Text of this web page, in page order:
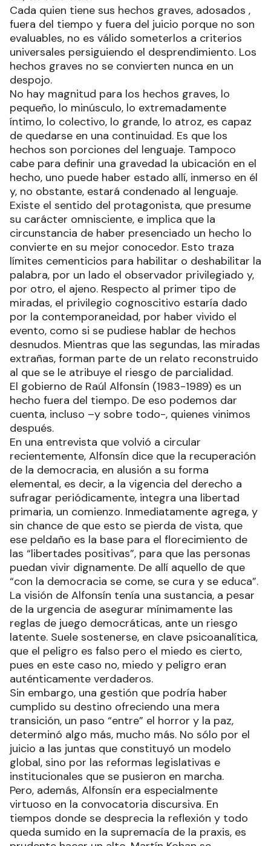
Cada quien tiene sus hechos graves, adosados ,
fuera del tiempo y fuera del juicio porque no son
evaluables, no es válido someterlos a criterios
universales persiguiendo el desprendimiento. Los
hechos graves no se convierten nunca en un
despojo.
No hay magnitud para los hechos graves, lo
pequeño, lo minúsculo, lo extremadamente
íntimo, lo colectivo, lo grande, lo atroz, es capaz
de quedarse en una continuidad. Es que los
hechos son porciones del lenguaje. Tampoco
cabe para definir una gravedad la ubicación en el
hecho, uno puede haber estado allí, inmerso en él
y, no obstante, estará condenado al lenguaje.
Existe el sentido del protagonista, que presume
su carácter omnisciente, e implica que la
circunstancia de haber presenciado un hecho lo
convierte en su mejor conocedor. Esto traza
límites cementicios para habilitar o deshabilitar la
palabra, por un lado el observador privilegiado y,
por otro, el ajeno. Respecto al primer tipo de
miradas, el privilegio cognoscitivo estaría dado
por la contemporaneidad, por haber vivido el
evento, como si se pudiese hablar de hechos
desnudos. Mientras que las segundas, las miradas
extrañas, forman parte de un relato reconstruido
al que se le atribuye el riesgo de parcialidad.
El gobierno de Raúl Alfonsín (1983-1989) es un
hecho fuera del tiempo. De eso podemos dar
cuenta, incluso –y sobre todo-, quienes vinimos
después.
En una entrevista que volvió a circular
recientemente, Alfonsín dice que la recuperación
de la democracia, en alusión a su forma
elemental, es decir, a la vigencia del derecho a
sufragar periódicamente, integra una libertad
primaria, un comienzo. Inmediatamente agrega, y
sin chance de que esto se pierda de vista, que
ese peldaño es la base para el florecimiento de
las “libertades positivas”, para que las personas
puedan vivir dignamente. De allí aquello de que
“con la democracia se come, se cura y se educa”.
La visión de Alfonsín tenía una sustancia, a pesar
de la urgencia de asegurar mínimamente las
reglas de juego democráticas, ante un riesgo
latente. Suele sostenerse, en clave psicoanalítica,
que el peligro es falso pero el miedo es cierto,
pues en este caso no, miedo y peligro eran
auténticamente verdaderos.
Sin embargo, una gestión que podría haber
cumplido su destino ofreciendo una mera
transición, un paso “entre” el horror y la paz,
determinó algo más, mucho más. No sólo por el
juicio a las juntas que constituyó un modelo
global, sino por las reformas legislativas e
institucionales que se pusieron en marcha.
Pero, además, Alfonsín era especialmente
virtuoso en la convocatoria discursiva. En
tiempos donde se desprecia la reflexión y todo
queda sumido en la supremacía de la praxis, es